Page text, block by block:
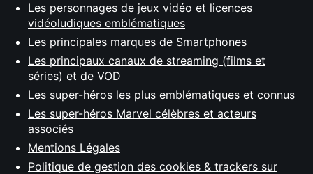
Les personnages de jeux vidéo et licences
vidéoludiques emblématiques
Les principales marques de Smartphones
Les principaux canaux de streaming (films et
séries) et de VOD
Les super-héros les plus emblématiques et connus
Les super-héros Marvel célèbres et acteurs
associés
Mentions Légales
Politique de gestion des cookies & trackers sur